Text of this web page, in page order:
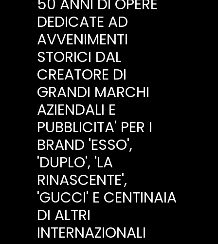
50 ANNI DI OPERE
DEDICATE AD
AVVENIMENTI
STORICI DAL
CREATORE DI
GRANDI MARCHI
AZIENDALI E
PUBBLICITA' PER I
BRAND 'ESSO',
'DUPLO', 'LA
RINASCENTE',
'GUCCI' E CENTINAIA
DI ALTRI
INTERNAZIONALI